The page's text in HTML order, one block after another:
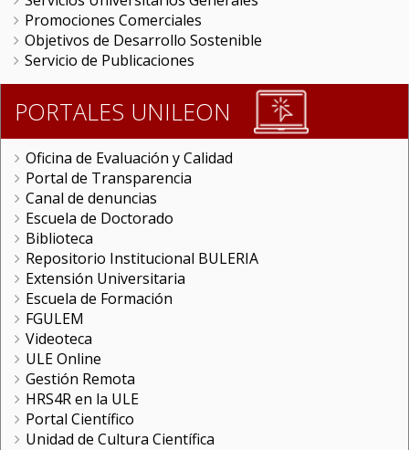
Promociones Comerciales
Objetivos de Desarrollo Sostenible
Servicio de Publicaciones
PORTALES UNILEON
Oficina de Evaluación y Calidad
Portal de Transparencia
Canal de denuncias
Escuela de Doctorado
Biblioteca
Repositorio Institucional BULERIA
Extensión Universitaria
Escuela de Formación
FGULEM
Videoteca
ULE Online
Gestión Remota
HRS4R en la ULE
Portal Científico
Unidad de Cultura Científica